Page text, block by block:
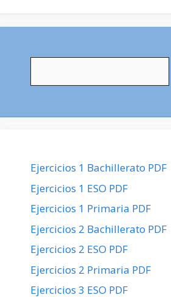
Ejercicios 1 Bachillerato PDF
Ejercicios 1 ESO PDF
Ejercicios 1 Primaria PDF
Ejercicios 2 Bachillerato PDF
Ejercicios 2 ESO PDF
Ejercicios 2 Primaria PDF
Ejercicios 3 ESO PDF